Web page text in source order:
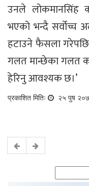
उनले लोकमानसिंह
भएको भन्दै सर्वोच्च
हटाउने फैसला गरेपछि
गलत मान्छेका गलत
हेरिनु आवश्यक छ।’
प्रकाशित मितिः २५ पुष
for: